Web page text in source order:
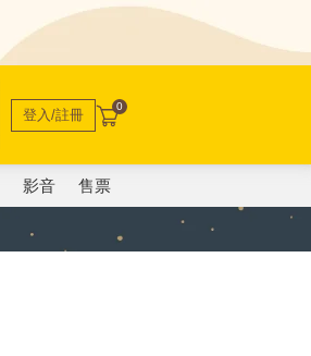
登入/註冊 0
影音 售票